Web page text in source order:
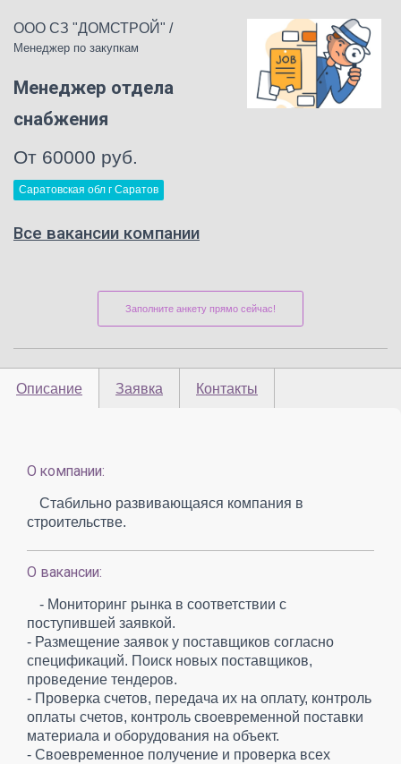
ООО СЗ "ДОМСТРОЙ" /
Менеджер по закупкам
Менеджер отдела
снабжения
От 60000 руб.
Саратовская обл г Саратов
Все вакансии компании
Заполните анкету прямо сейчас!
Описание Заявка Контакты
О компании:
Стабильно развивающаяся компания в
строительстве.
О вакансии:
- Мониторинг рынка в соответствии с
поступившей заявкой.
- Размещение заявок у поставщиков согласно
спецификаций. Поиск новых поставщиков,
проведение тендеров.
- Проверка счетов, передача их на оплату, контроль
оплаты счетов, контроль своевременной поставки
материала и оборудования на объект.
- Своевременное получение и проверка всех